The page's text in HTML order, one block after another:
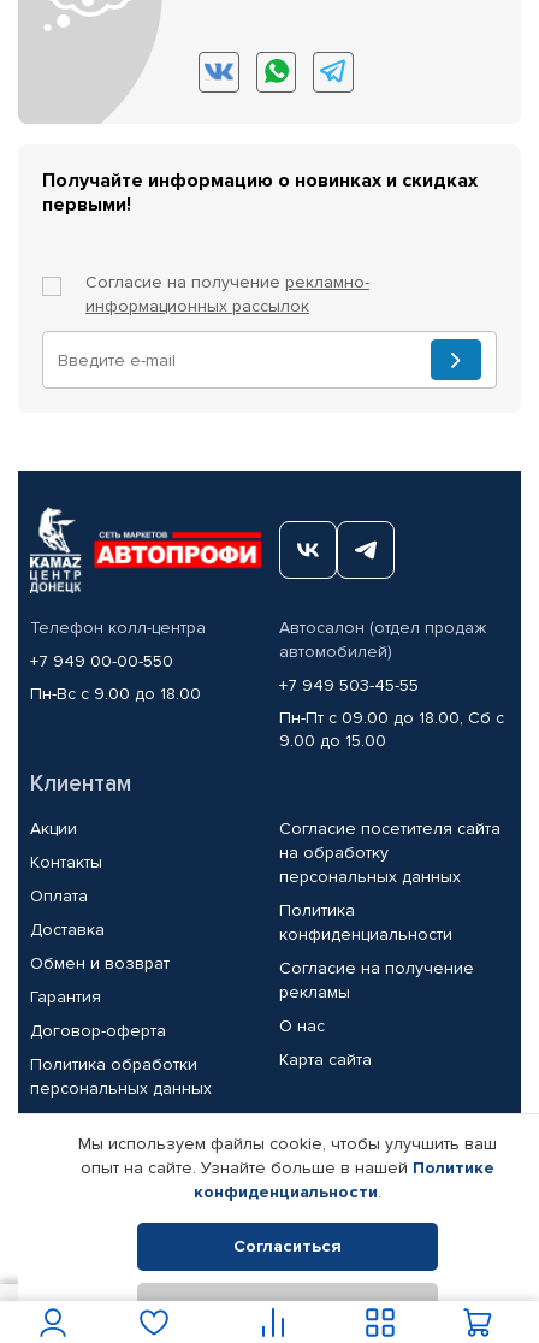
Получайте информацию о новинках и скидках
первыми!
Согласие на получение рекламно-
информационных рассылок
Телефон колл-центра
+7 949 00-00-550
Пн-Вс с 9.00 до 18.00
Автосалон (отдел продаж
автомобилей)
+7 949 503-45-55
Пн-Пт с 09.00 до 18.00, Сб с
9.00 до 15.00
Клиентам
Акции
Контакты
Оплата
Доставка
Обмен и возврат
Гарантия
Договор-оферта
Политика обработки
персональных данных
Согласие посетителя сайта
на обработку
персональных данных
Политика
конфиденциальности
Согласие на получение
рекламы
О нас
Карта сайта
Партнерам
Корпоративным клиентам
Поставщикам
Реквизиты компании
© КАМАЗ ЦЕНТР ДОНЕЦК, 2015-2026. Все права защищены.
Интернет-магазин автомобильных товаров Автопрофи.
Мы используем файлы cookie, чтобы улучшить ваш
опыт на сайте. Узнайте больше в нашей Политике
конфиденциальности.
Согласиться
Отклонить
В корзину